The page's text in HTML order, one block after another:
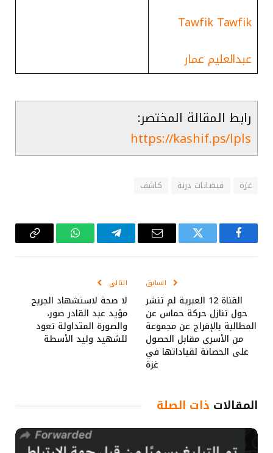
Tawfik Tawfik
عبدالعليم عمار
رابط المقالة المختصر:
https://kashif.ps/lpls
غزة فيضانات درنة كاشف
فيسبوك تويتر
البريد
تيلقرام واتساب Copy
السابق
القناة 12 العبرية لم تنشر
حول تنازل حركة حماس عن
المطالبة بالإفراج عن مجموعة
من الأسرى مقابل الحصول
على الحصانة لقياداتها في
غزة
التالي
لا صحة لاستشهاد الجريح
مؤيد عبد القادر صور،
والصورة المتداولة تعود
للشهيد وليد الأسطة
المقالات ذات الصلة